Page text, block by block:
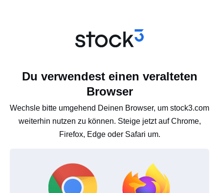
Du verwendest einen veralteten
Browser
Wechsle bitte umgehend Deinen Browser, um stock3.com
weiterhin nutzen zu können. Steige jetzt auf Chrome,
Firefox, Edge oder Safari um.